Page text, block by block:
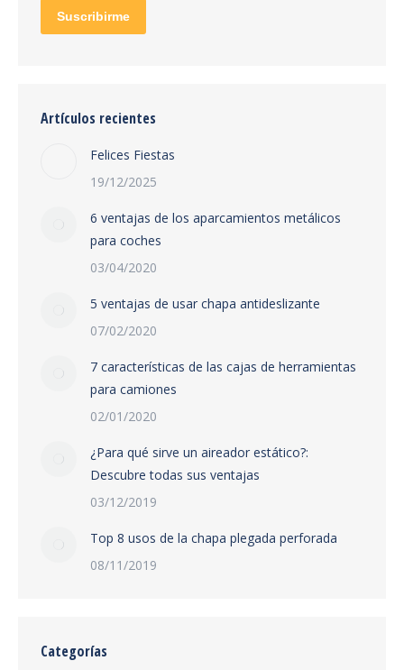
Artículos recientes
Felices Fiestas
19/12/2025
6 ventajas de los aparcamientos metálicos
para coches
03/04/2020
5 ventajas de usar chapa antideslizante
07/02/2020
7 características de las cajas de herramientas
para camiones
02/01/2020
¿Para qué sirve un aireador estático?:
Descubre todas sus ventajas
03/12/2019
Top 8 usos de la chapa plegada perforada
08/11/2019
Categorías